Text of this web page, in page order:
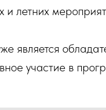
и летних
является
участие в